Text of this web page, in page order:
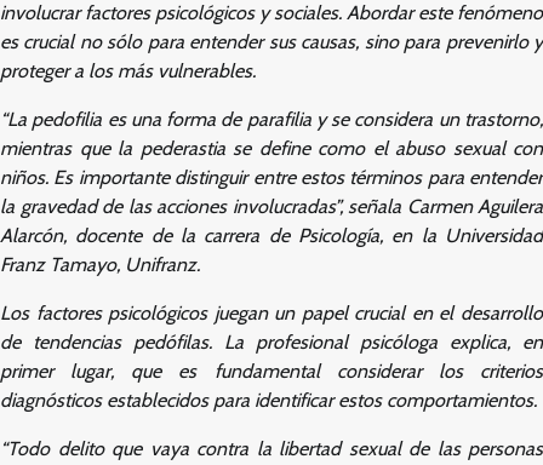
involucrar factores psicológicos y sociales. Abordar este fenómeno
es crucial no sólo para entender sus causas, sino para prevenirlo y
proteger a los más vulnerables.
“La pedofilia es una forma de parafilia y se considera un trastorno,
mientras que la pederastia se define como el abuso sexual con
niños. Es importante distinguir entre estos términos para entender
la gravedad de las acciones involucradas”, señala Carmen Aguilera
Alarcón, docente de la carrera de Psicología, en la Universidad
Franz Tamayo, Unifranz.
Los factores psicológicos juegan un papel crucial en el desarrollo
de tendencias pedófilas. La profesional psicóloga explica, en
primer lugar, que es fundamental considerar los criterios
diagnósticos establecidos para identificar estos comportamientos.
“Todo delito que vaya contra la libertad sexual de las personas